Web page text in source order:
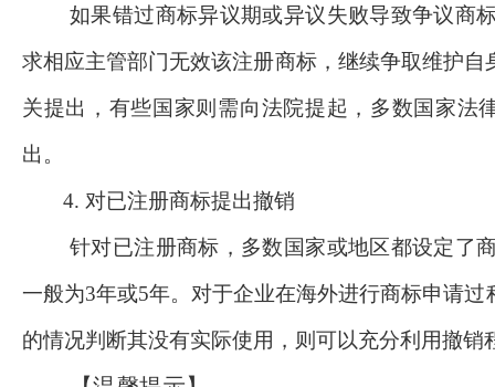
如果错过商标异议期或异议失败导致争议商
求相应主管部门无效该注册商标，继续争取维护
关提出，有些国家则需向法院提起，多数国家法
出。
4. 对已注册商标提出撤销
针对已注册商标，多数国家或地区都设定了
一般为3年或5年。对于企业在海外进行商标申请
的情况判断其没有实际使用，则可以充分利用撤